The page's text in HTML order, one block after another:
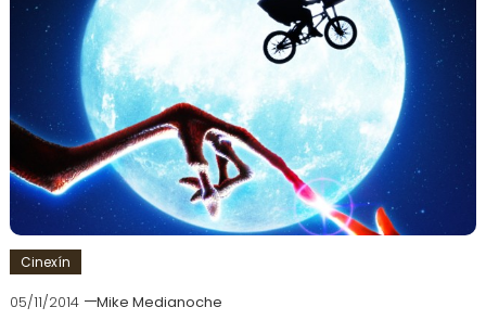
Cinexín
05/11/2014
Mike Medianoche